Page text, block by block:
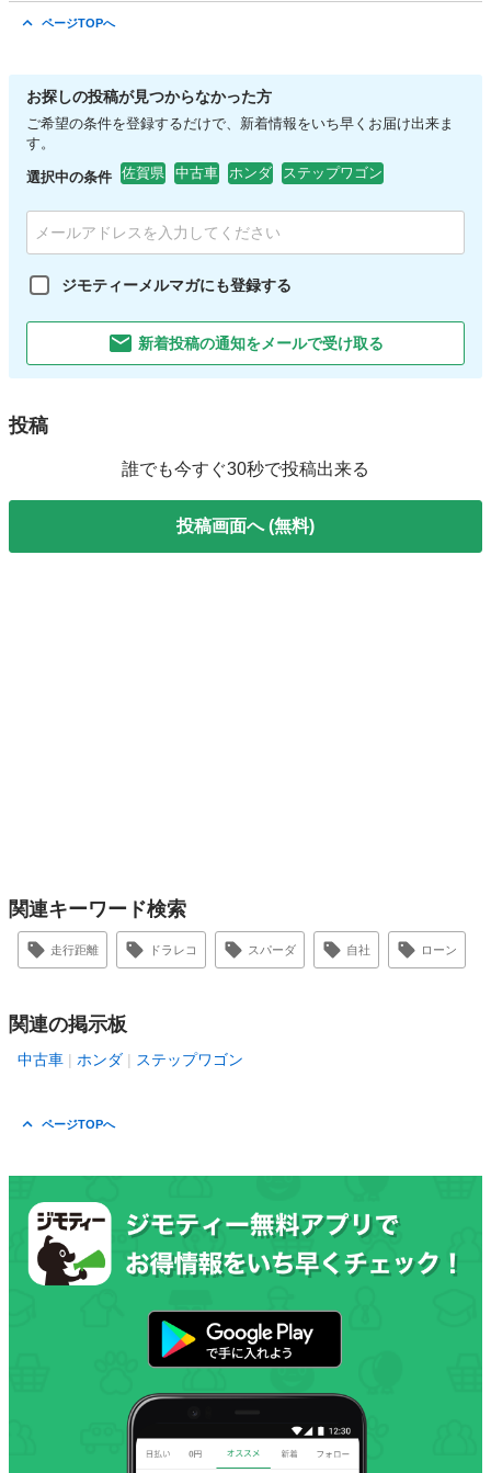
ページTOPへ
お探しの投稿が見つからなかった方
ご希望の条件を登録するだけで、新着情報をいち早くお届け出来ま
す。
選択中の条件 佐賀県 中古車 ホンダ ステップワゴン
ジモティーメルマガにも登録する
新着投稿の通知をメールで受け取る
投稿
誰でも今すぐ30秒で投稿出来る
投稿画面へ (無料)
関連キーワード検索
走行距離 ドラレコ スパーダ 自社 ローン
関連の掲示板
中古車 ホンダ ステップワゴン
ページTOPへ